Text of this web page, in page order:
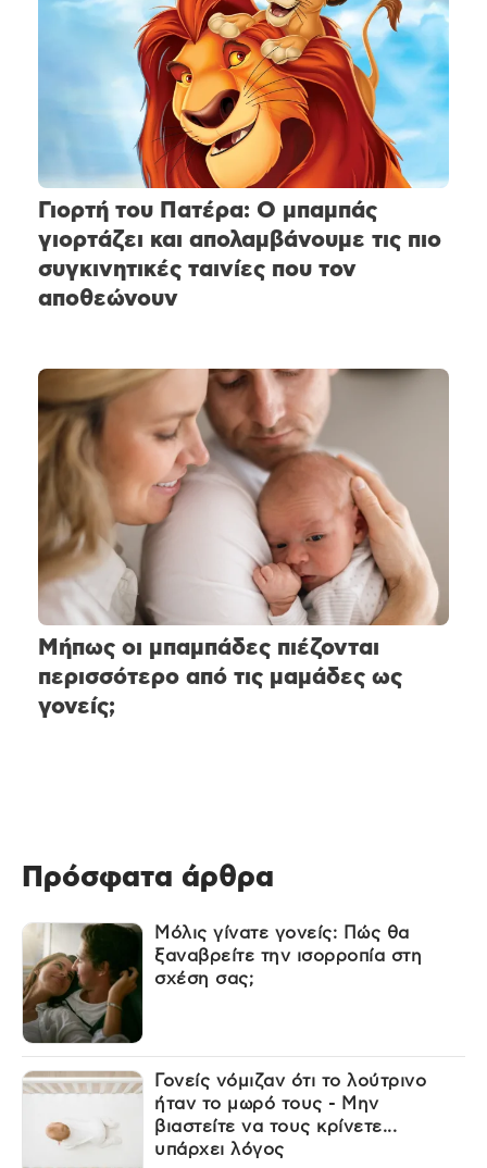
Γιορτή του Πατέρα: Ο μπαμπάς
γιορτάζει και απολαμβάνουμε τις πιο
συγκινητικές ταινίες που τον
αποθεώνουν
Μήπως οι μπαμπάδες πιέζονται
περισσότερο από τις μαμάδες ως
γονείς;
Πρόσφατα άρθρα
Μόλις γίνατε γονείς: Πώς θα
ξαναβρείτε την ισορροπία στη
σχέση σας;
Γονείς νόμιζαν ότι το λούτρινο
ήταν το μωρό τους - Μην
βιαστείτε να τους κρίνετε...
υπάρχει λόγος